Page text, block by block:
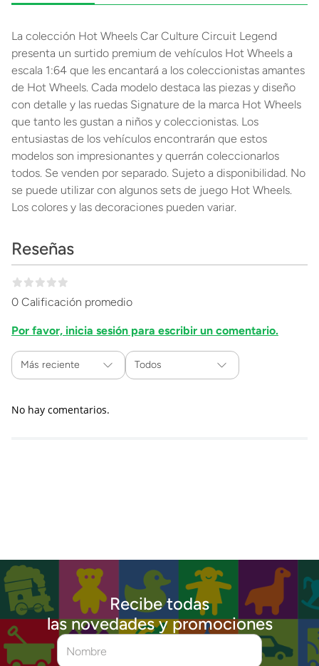
La colección Hot Wheels Car Culture Circuit Legend
presenta un surtido premium de vehículos Hot Wheels a
escala 1:64 que les encantará a los coleccionistas amantes
de Hot Wheels. Cada modelo destaca las piezas y diseño
con detalle y las ruedas Signature de la marca Hot Wheels
que tanto les gustan a niños y coleccionistas. Los
entusiastas de los vehículos encontrarán que estos
modelos son impresionantes y querrán coleccionarlos
todos. Se venden por separado. Sujeto a disponibilidad. No
se puede utilizar con algunos sets de juego Hot Wheels.
Los colores y las decoraciones pueden variar.
Reseñas
0 Calificación promedio
Por favor, inicia sesión para escribir un comentario.
Más reciente Todos
No hay comentarios.
Recibe todas
las novedades y promociones